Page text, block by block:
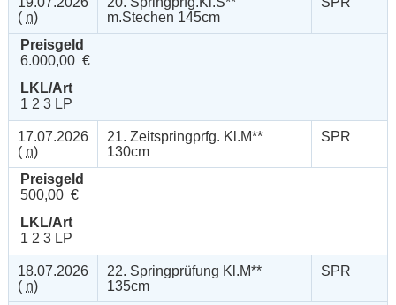
( n)
m.Stechen 145cm
Preisgeld
6.000,00 €
LKL/Art
1 2 3 LP
17.07.2026
( n)
21. Zeitspringprfg. Kl.M**
130cm
SPR
Preisgeld
500,00 €
LKL/Art
1 2 3 LP
18.07.2026
( n)
22. Springprüfung Kl.M**
135cm
SPR